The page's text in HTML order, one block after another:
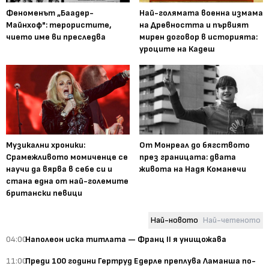
Феноменът „Баадер-
Майнхоф": терористите,
чието име ви преследва
Най-голямата военна измама
на Древността и първият
мирен договор в историята:
уроците на Кадеш
Музикални хроники:
Срамежливото момиченце се
научи да вярва в себе си и
стана една от най-големите
британски певици
От Монреал до бягството
през границата: двата
живота на Надя Команечи
Най-новото Най-четеното
04:00Наполеон иска титлата — Франц II я унищожава
11:00Преди 100 години Гертруд Едерле преплува Ламанша по-